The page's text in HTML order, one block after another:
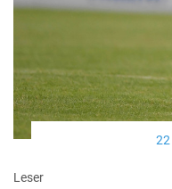
22
Leser